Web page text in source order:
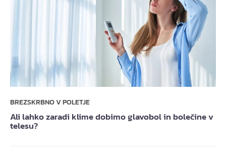
BREZSKRBNO V POLETJE
Ali lahko zaradi klime dobimo glavobol in bolečine v
telesu?